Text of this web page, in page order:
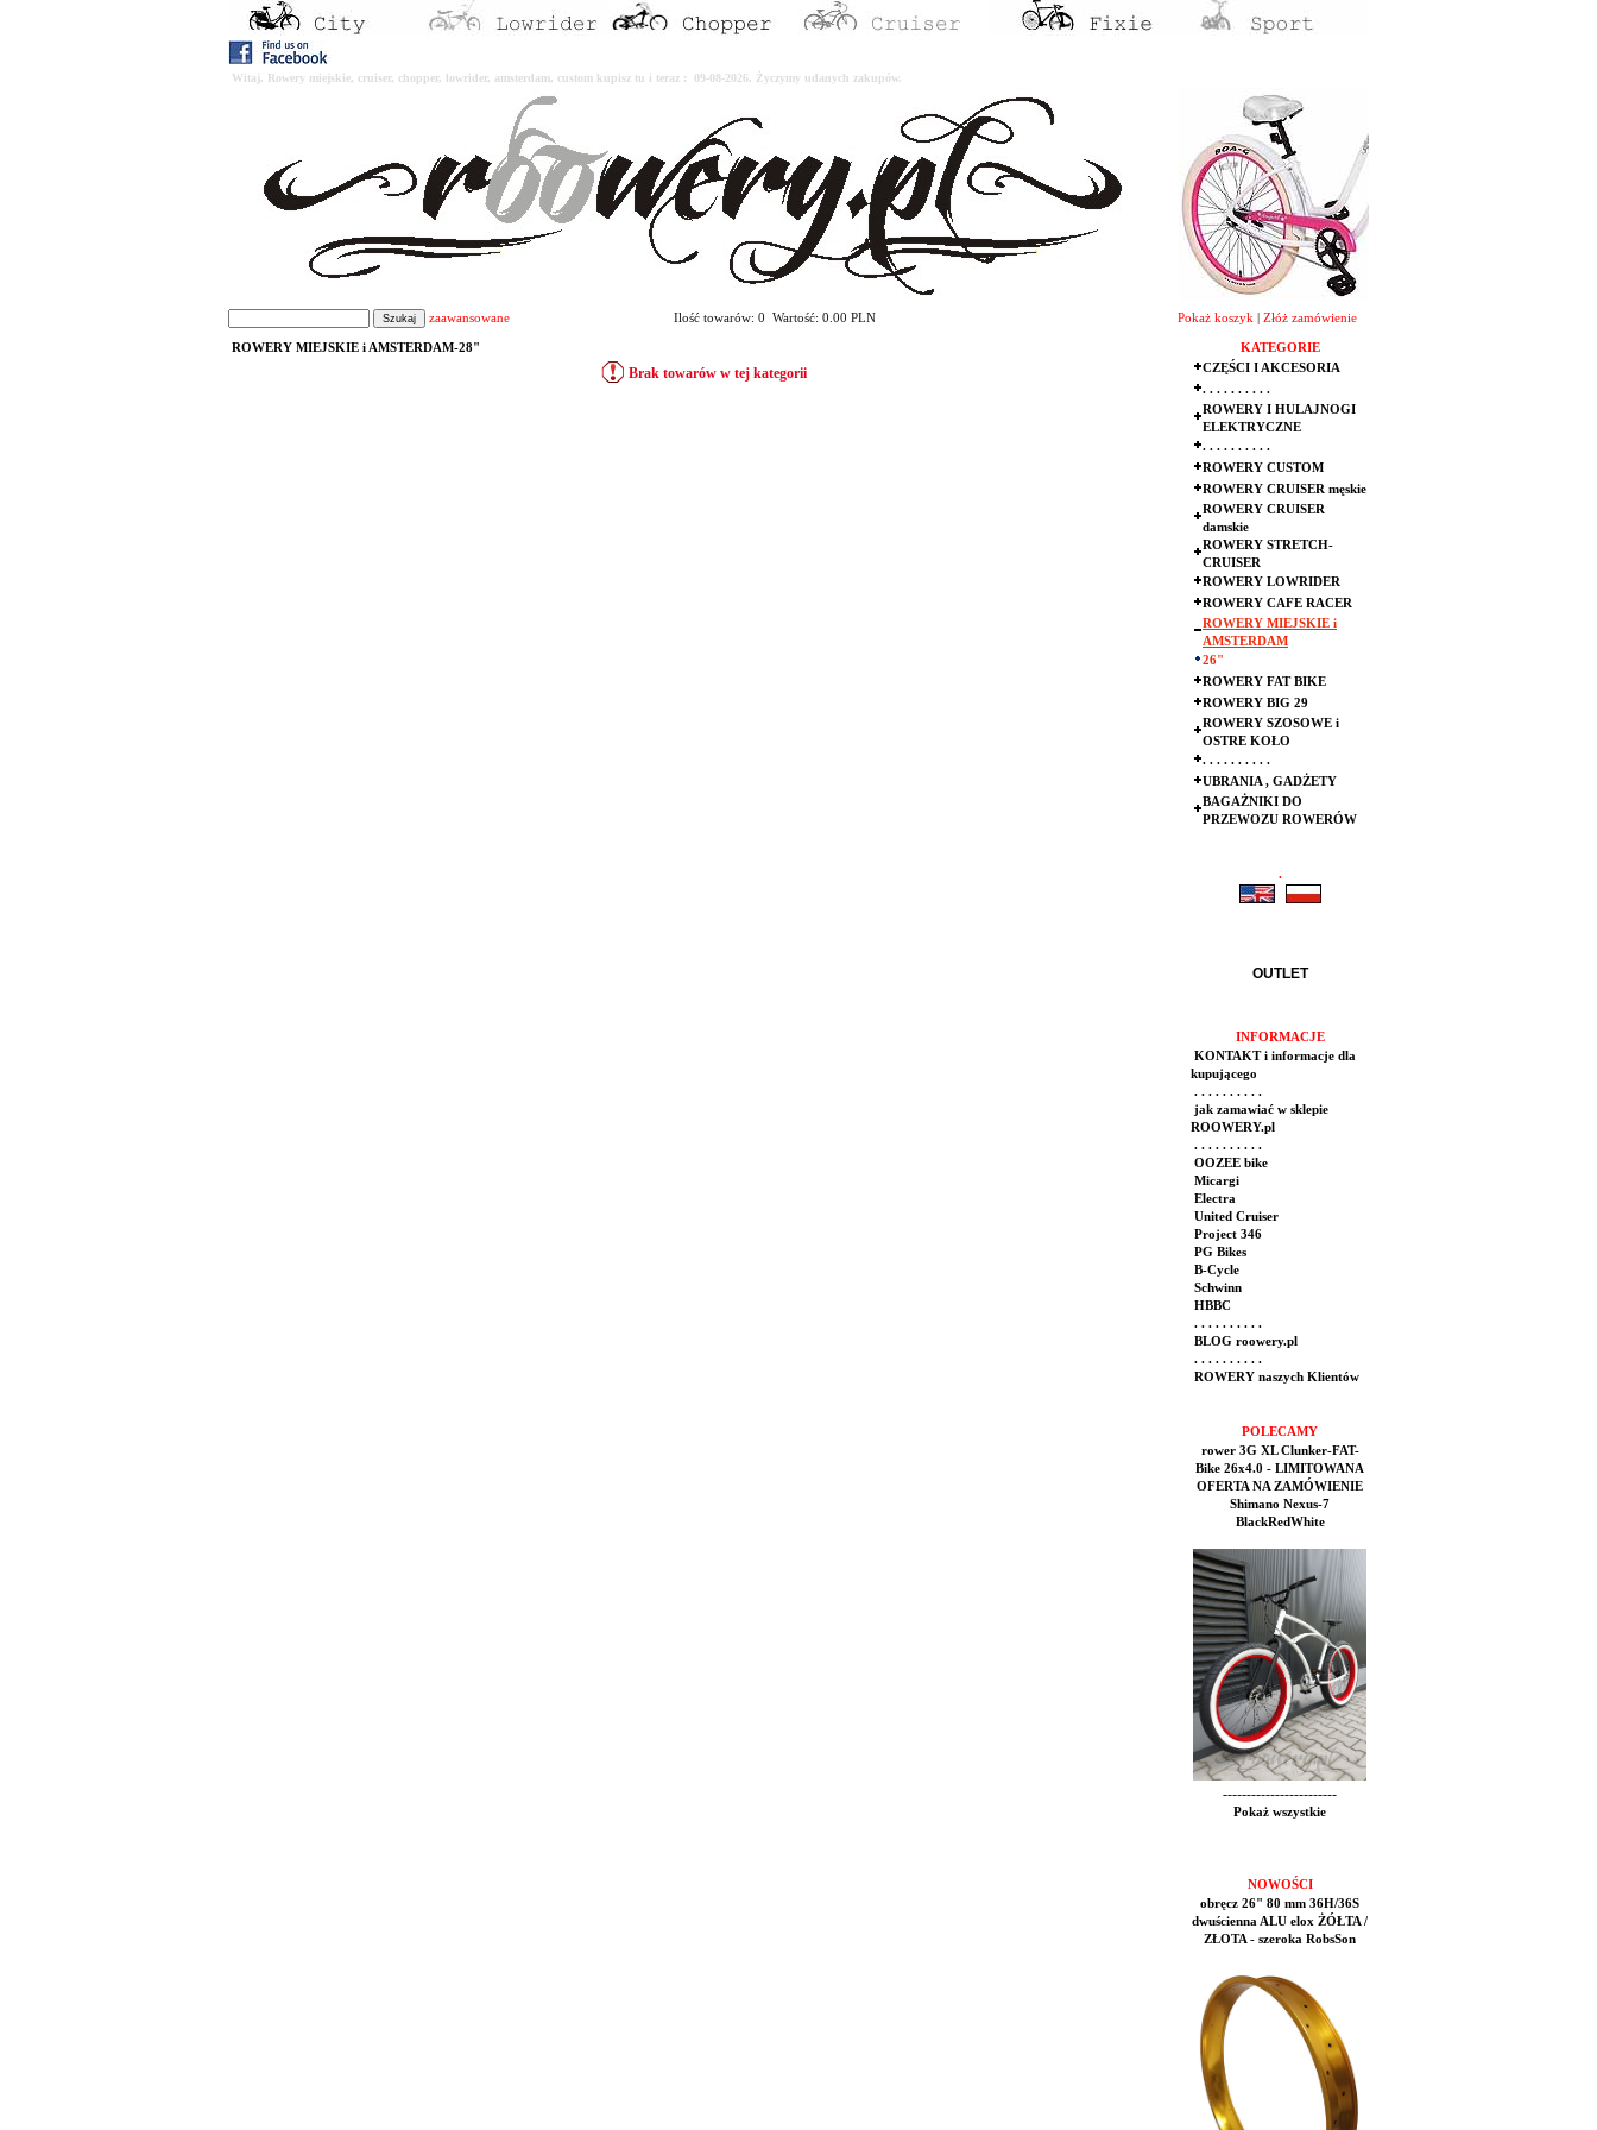
Witaj. Rowery miejskie, cruiser, chopper, lowrider, amsterdam, custom kupisz tu i teraz : 09-08-2026. Życzymy udanych zakupów.
zaawansowane Ilość towarów: 0 Wartość: 0.00 PLN Pokaż koszyk Złóż zamówienie
ROWERY MIEJSKIE i AMSTERDAM-28"
Brak towarów w tej kategorii
KATEGORIE
CZĘŚCI I AKCESORIA
. . . . . . . . . .
ROWERY I HULAJNOGI
ELEKTRYCZNE
. . . . . . . . . .
ROWERY CUSTOM
ROWERY CRUISER męskie
ROWERY CRUISER
damskie
ROWERY STRETCH-
CRUISER
ROWERY LOWRIDER
ROWERY CAFE RACER
ROWERY MIEJSKIE i
AMSTERDAM
26"
ROWERY FAT BIKE
ROWERY BIG 29
ROWERY SZOSOWE i
OSTRE KOŁO
. . . . . . . . . .
UBRANIA , GADŻETY
BAGAŻNIKI DO
PRZEWOZU ROWERÓW
.
OUTLET
INFORMACJE
KONTAKT i informacje dla
kupującego
. . . . . . . . . .
jak zamawiać w sklepie
ROOWERY.pl
. . . . . . . . . .
OOZEE bike
Micargi
Electra
United Cruiser
Project 346
PG Bikes
B-Cycle
Schwinn
HBBC
. . . . . . . . . .
BLOG roowery.pl
. . . . . . . . . .
ROWERY naszych Klientów
POLECAMY
rower 3G XL Clunker-FAT-
Bike 26x4.0 - LIMITOWANA
OFERTA NA ZAMÓWIENIE
Shimano Nexus-7
BlackRedWhite
------------------------
Pokaż wszystkie
NOWOŚCI
obręcz 26" 80 mm 36H/36S
dwuścienna ALU elox ŻÓŁTA /
ZŁOTA - szeroka RobsSon